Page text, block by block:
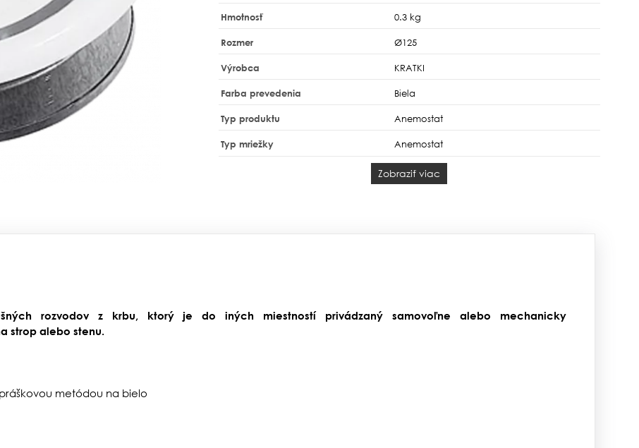
Hmotnosť 0.3 kg
Rozmer Ø125
Výrobca KRATKI
Farba prevedenia Biela
Typ produktu Anemostat
Typ mriežky Anemostat
Zobraziť viac
rozvodov z krbu, ktorý je do iných miestností privádzaný samovoľne alebo mechanicky
strop alebo stenu.
metódou na bielo